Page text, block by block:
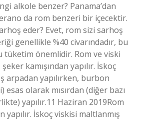
alkole benzer? Panama’dan
da rom benzeri bir içecektir.
eder? Evet, rom sizi sarhoş
genellikle %40 civarındadır, bu
tüketim önemlidir. Rom ve viski
kamışından yapılır. İskoç
arpadan yapılırken, burbon
esas olarak mısırdan (diğer bazı
yapılır.11 Haziran 2019Rom
yapılır. İskoç viskisi maltlanmış